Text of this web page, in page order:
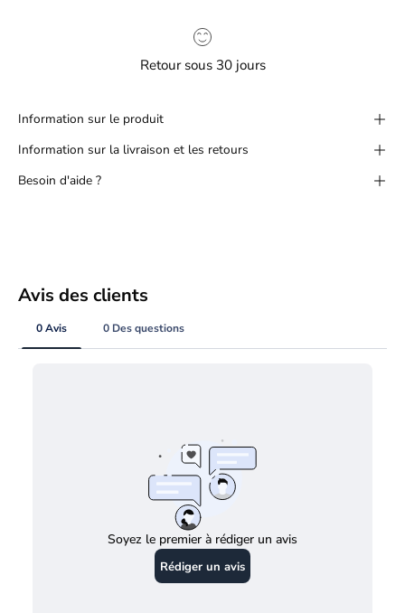
Retour sous 30 jours
Information sur le produit
Information sur la livraison et les retours
Besoin d'aide ?
Avis des clients
0 Avis 0 Des questions
Soyez le premier à rédiger un avis
Rédiger un avis